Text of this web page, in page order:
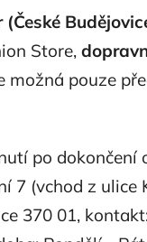
Store,
možná pouze
po dokončení
7 (vchod z ulice
370 01,